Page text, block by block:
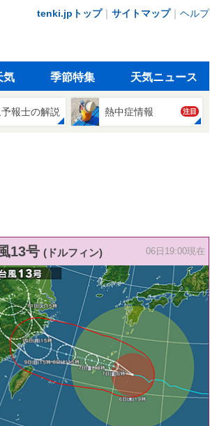
tenki.jpトップ｜ サイトマップ｜ ヘルプ
気 季節特集 天気ニュース
報士の解説 熱中症情報 注目
13号 (ドルフィン) 06日19:00現在